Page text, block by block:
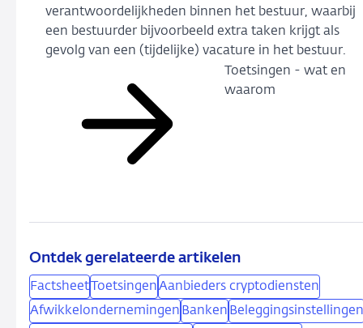
verantwoordelijkheden binnen het bestuur, waarbij
een bestuurder bijvoorbeeld extra taken krijgt als
gevolg van een (tijdelijke) vacature in het bestuur.
Toetsingen - wat en
waarom
Ontdek gerelateerde artikelen
Factsheet ToetsingenAanbieders cryptodiensten
Afwikkelondernemingen Banken Beleggingsinstellingen